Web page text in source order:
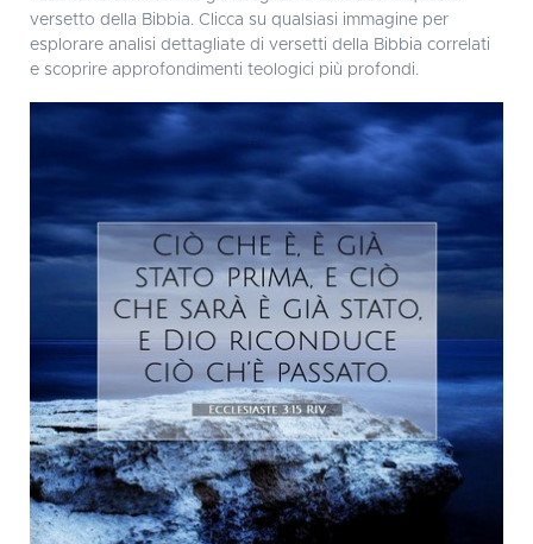
versetto della Bibbia. Clicca su qualsiasi immagine per
esplorare analisi dettagliate di versetti della Bibbia correlati
e scoprire approfondimenti teologici più profondi.